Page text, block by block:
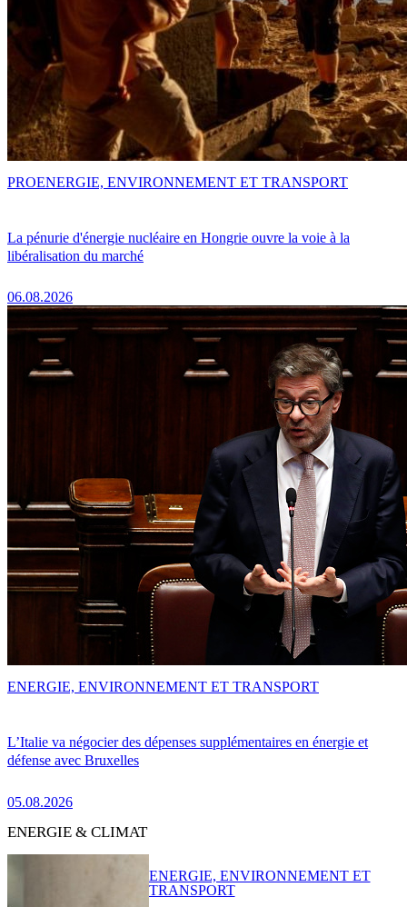
La pénurie d'énergie nucléaire en Hongrie ouvre la voie à la
libéralisation du marché
06.08.2026
PROENERGIE, ENVIRONNEMENT ET TRANSPORT
L’Italie va négocier des dépenses supplémentaires en énergie et
défense avec Bruxelles
05.08.2026
ENERGIE, ENVIRONNEMENT ET TRANSPORT
ENERGIE & CLIMAT
ENERGIE, ENVIRONNEMENT ET
TRANSPORT